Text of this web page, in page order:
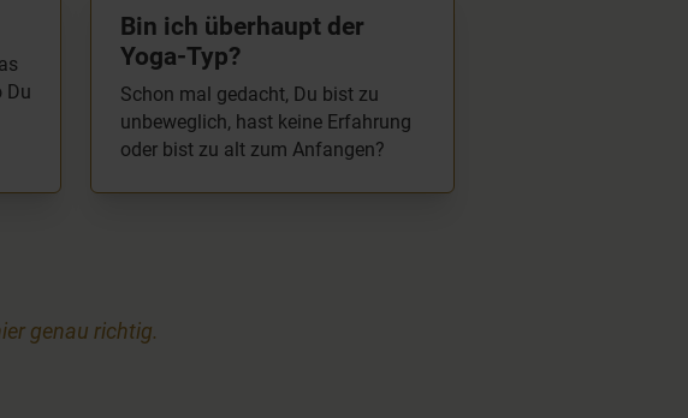
Du
Bin ich überhaupt der
Yoga-Typ?
Schon mal gedacht, Du bist zu
unbeweglich, hast keine Erfahrung
oder bist zu alt zum Anfangen?
genau richtig.